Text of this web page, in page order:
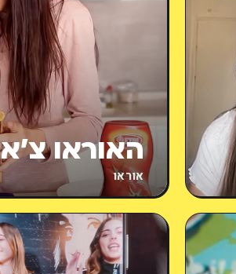
האוראו
אוראו